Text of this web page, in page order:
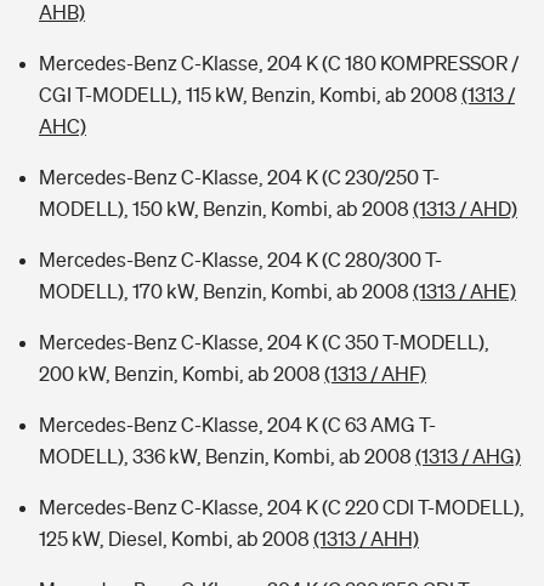
AHB)
Mercedes-Benz C-Klasse, 204 K (C 180 KOMPRESSOR /
CGI T-MODELL), 115 kW, Benzin, Kombi, ab 2008 (1313 /
AHC)
Mercedes-Benz C-Klasse, 204 K (C 230/250 T-
MODELL), 150 kW, Benzin, Kombi, ab 2008 (1313 / AHD)
Mercedes-Benz C-Klasse, 204 K (C 280/300 T-
MODELL), 170 kW, Benzin, Kombi, ab 2008 (1313 / AHE)
Mercedes-Benz C-Klasse, 204 K (C 350 T-MODELL),
200 kW, Benzin, Kombi, ab 2008 (1313 / AHF)
Mercedes-Benz C-Klasse, 204 K (C 63 AMG T-
MODELL), 336 kW, Benzin, Kombi, ab 2008 (1313 / AHG)
Mercedes-Benz C-Klasse, 204 K (C 220 CDI T-MODELL),
125 kW, Diesel, Kombi, ab 2008 (1313 / AHH)